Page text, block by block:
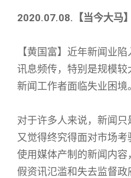
2020.07.08.【当今大马
【黄国富】近年新闻业
讯息频传，特别是规模
新闻工作者面临失业困境。
对于许多人来说，新闻
又觉得终究得面对市场
使用媒体产制的新闻内
假资讯氾滥和失去监督政